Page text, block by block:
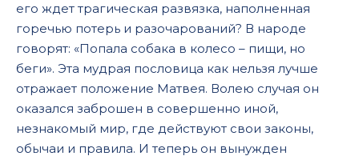
его ждет трагическая развязка, наполненная
горечью потерь и разочарований? В народе
говорят: «Попала собака в колесо – пищи, но
беги». Эта мудрая пословица как нельзя лучше
отражает положение Матвея. Волею случая он
оказался заброшен в совершенно иной,
незнакомый мир, где действуют свои законы,
обычаи и правила. И теперь он вынужден